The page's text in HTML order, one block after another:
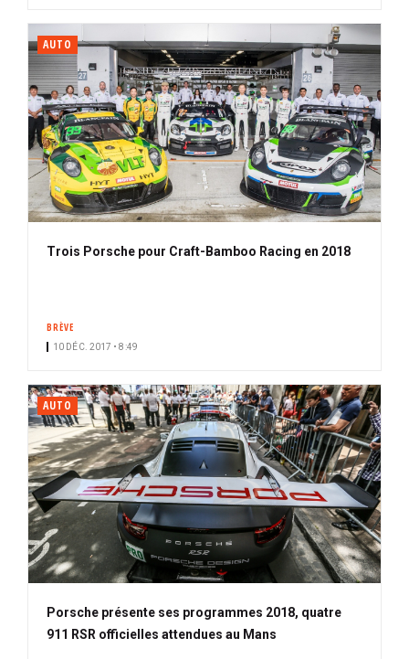
AUTO
Trois Porsche pour Craft-Bamboo Racing en 2018
BRÈVE
10 DÉC. 2017 • 8:49
AUTO
Porsche présente ses programmes 2018, quatre
911 RSR officielles attendues au Mans